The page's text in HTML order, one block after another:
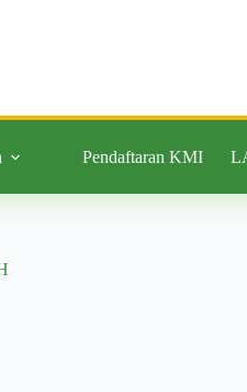
Pendaftaran KMI